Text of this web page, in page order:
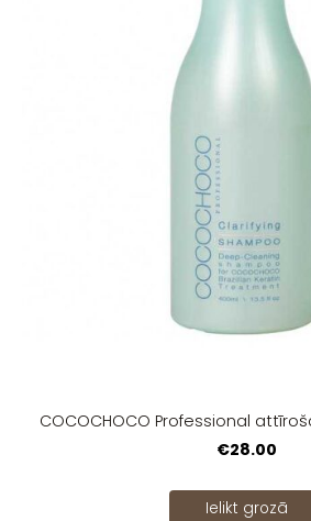
COCOCHOCO Profession​al
€28.00
Ielikt grozā